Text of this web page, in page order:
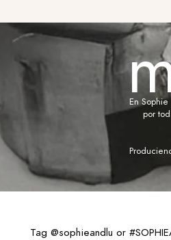
En
por
Tag @sophieandlu or